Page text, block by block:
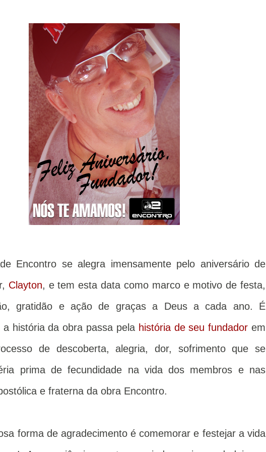
Encontro se alegra imensamente pelo aniversário de
Clayton, e tem esta data como marco e motivo de festa,
gratidão e ação de graças a Deus a cada ano. É
a história da obra passa pela história de seu fundador em
de descoberta, alegria, dor, sofrimento que se
prima de fecundidade na vida dos membros e nas
e fraterna da obra Encontro.
forma de agradecimento é comemorar e festejar a vida